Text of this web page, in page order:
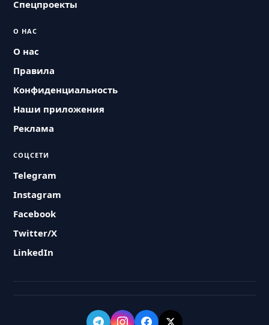
Спецпроекты
О НАС
О нас
Правила
Конфиденциальность
Наши приложения
Реклама
СОЦСЕТИ
Telegram
Instagram
Facebook
Twitter/X
LinkedIn